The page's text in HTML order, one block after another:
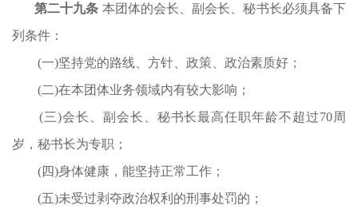
第二十九条 本团体的会长 、副会长 、秘书长必须具备下
列条件：
(一)坚持党的路线、方针、政策、政治素质好；
(二)在本团体业务领域内有较大影响；
(三)会长 副会长 、秘书长最高任职年龄不超过70周
岁，秘书长为专职；
(四)身体健康，能坚持正常工作；
(五)未受过剥夺政治权利的刑事处罚的；